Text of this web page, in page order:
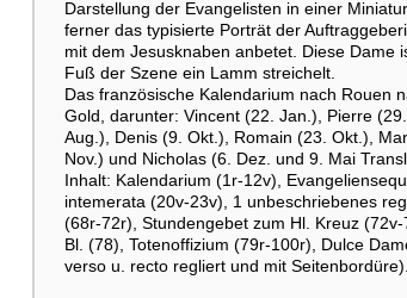
Darstellung der Evangelisten in einer
ferner das typisierte Porträt der
mit dem Jesusknaben anbetet. Diese Dame
Fuß der Szene ein Lamm streichelt.
Das französische Kalendarium nach Rouen
Gold, darunter: Vincent (22. Jan.), Pierre
Aug.), Denis (9. Okt.), Romain (23. Okt.),
Nov.) und Nicholas (6. Dez. und 9. Mai
Inhalt: Kalendarium (1r-12v),
intemerata (20v-23v), 1 unbeschriebenes
(68r-72r), Stundengebet zum Hl. Kreuz
Bl. (78), Totenoffizium (79r-100r), Dulce
verso u. recto regliert und mit Seitenbordüre).